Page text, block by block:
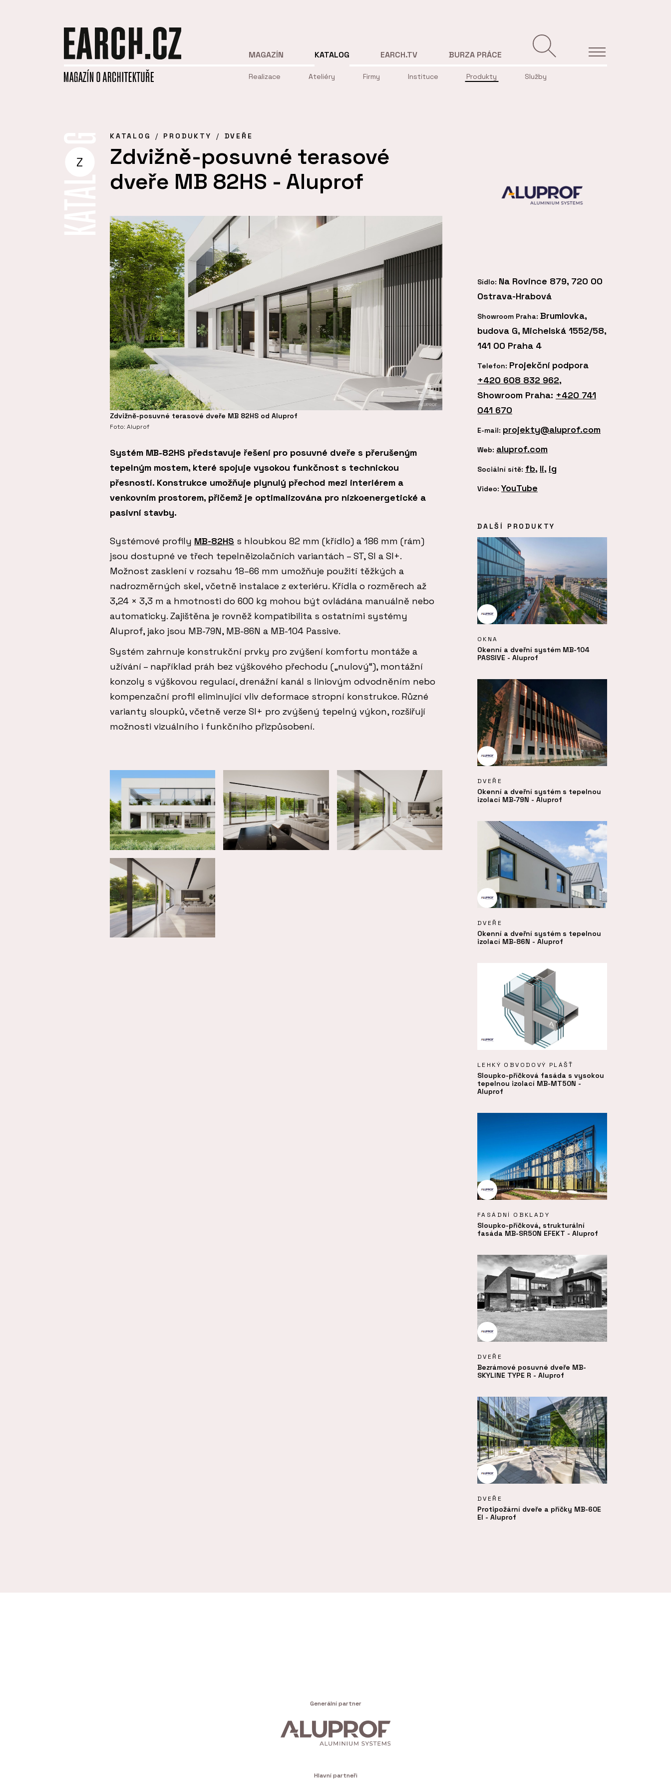
MAGAZÍN KATALOG
Realizace Ateliéry Firmy Instituce Produkty Služby
EARCH.TV BURZA PRÁCE
Z
KATALOG PRODUKTY DVEŘE
Zdvižně-posuvné terasové
dveře MB 82HS - Aluprof
Zdvižně-posuvné terasové dveře MB 82HS od Aluprof
Foto: Aluprof
Systém MB-82HS představuje řešení pro posuvné dveře s přerušeným
tepelným mostem, které spojuje vysokou funkčnost s technickou
přesností. Konstrukce umožňuje plynulý přechod mezi interiérem a
venkovním prostorem, přičemž je optimalizována pro nízkoenergetické a
pasivní stavby.
Systémové profily MB-82HS s hloubkou 82 mm (křídlo) a 186 mm (rám)
jsou dostupné ve třech tepelněizolačních variantách – ST, SI a SI+.
Možnost zasklení v rozsahu 18–66 mm umožňuje použití těžkých a
nadrozměrných skel, včetně instalace z exteriéru. Křídla o rozměrech až
3,24 × 3,3 m a hmotnosti do 600 kg mohou být ovládána manuálně nebo
automaticky. Zajištěna je rovněž kompatibilita s ostatními systémy
Aluprof, jako jsou MB-79N, MB-86N a MB-104 Passive.
Systém zahrnuje konstrukční prvky pro zvýšení komfortu montáže a
užívání – například práh bez výškového přechodu („nulový“), montážní
konzoly s výškovou regulací, drenážní kanál s liniovým odvodněním nebo
kompenzační profil eliminující vliv deformace stropní konstrukce. Různé
varianty sloupků, včetně verze SI+ pro zvýšený tepelný výkon, rozšiřují
možnosti vizuálního i funkčního přizpůsobení.
Sídlo: Na Rovince 879, 720 00
Ostrava-Hrabová
Showroom Praha: Brumlovka,
budova G, Michelská 1552/58,
141 00 Praha 4
Telefon: Projekční podpora
+420 608 832 962,
Showroom Praha: +420 741
041 670
E-mail: projekty@aluprof.com
Web: aluprof.com
Sociální sítě: fb, li, ig
Video:YouTube
DALŠÍ PRODUKTY
OKNA
Okenní a dveřní systém MB-104
PASSIVE - Aluprof
DVEŘE
Okenní a dveřní systém s tepelnou
izolací MB-79N - Aluprof
DVEŘE
Okenní a dveřní systém s tepelnou
izolací MB-86N - Aluprof
LEHKÝ OBVODOVÝ PLÁŠŤ
Sloupko-příčková fasáda s vysokou
tepelnou izolací MB-MT50N -
Aluprof
FASÁDNÍ OBKLADY
Sloupko-příčková, strukturální
fasáda MB-SR50N EFEKT - Aluprof
DVEŘE
Bezrámové posuvné dveře MB-
SKYLINE TYPE R - Aluprof
DVEŘE
Protipožární dveře a příčky MB-60E
EI - Aluprof
Generální partner
Hlavní partneři